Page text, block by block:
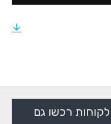
לקוחות רכשו גם